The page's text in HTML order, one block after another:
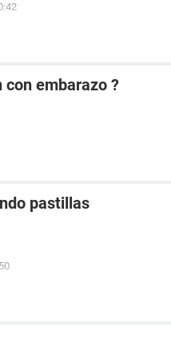
embarazo ?
pastillas